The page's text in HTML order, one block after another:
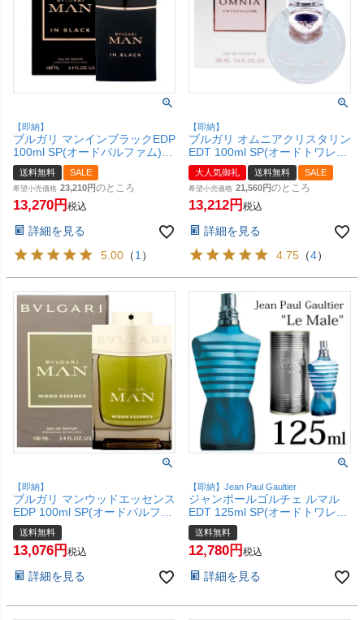
【即納】
ブルガリ マンインブラックEDP
100ml SP(オードパルファム)
【香水】 【宅配便送料無料】
(6015306)
送料無料 SALE
希望小売価格 23,210 のところ
13,270 税込
詳細を見る
5.00 （1）
【即納】
ブルガリ オムニアクリスタリン
EDT 100ml SP(オードトワレ)
【香水】【宅配便送料無料】
(6057521)
大人気御礼 送料無料 SALE
希望小売価格 21,560 のところ
13,212 税込
詳細を見る
4.75 （4）
【即納】
ブルガリ マンウッドエッセンス
EDP 100ml SP(オードパルファ
ム)【香水】【宅配便送料無
料】(6044921)
送料無料
13,076 税込
詳細を見る
【即納】Jean Paul Gaultier
ジャンポールゴルチェ ルマル
EDT 125ml SP(オードトワレ)
【香水】【ゴルチエ】【宅配便
送料無料】
送料無料
12,780 税込
詳細を見る